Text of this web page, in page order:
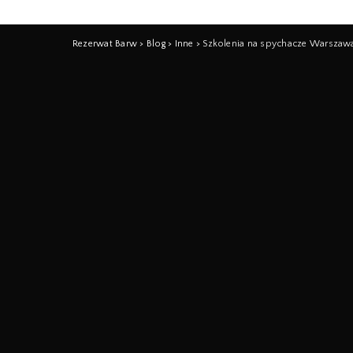
Rezerwat Barw > Blog> Inne > Szkolenia na spychacze